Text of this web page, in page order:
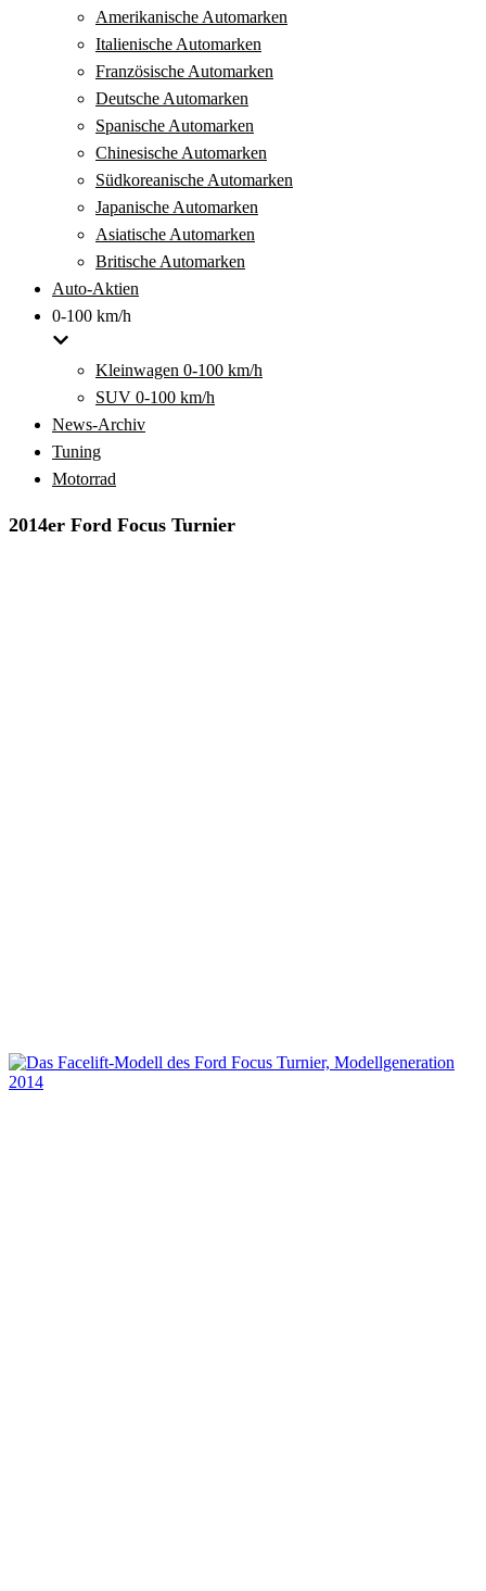
Amerikanische Automarken
Italienische Automarken
Französische Automarken
Deutsche Automarken
Spanische Automarken
Chinesische Automarken
Südkoreanische Automarken
Japanische Automarken
Asiatische Automarken
Britische Automarken
Auto-Aktien
0-100 km/h
Kleinwagen 0-100 km/h
SUV 0-100 km/h
News-Archiv
Tuning
Motorrad
2014er Ford Focus Turnier